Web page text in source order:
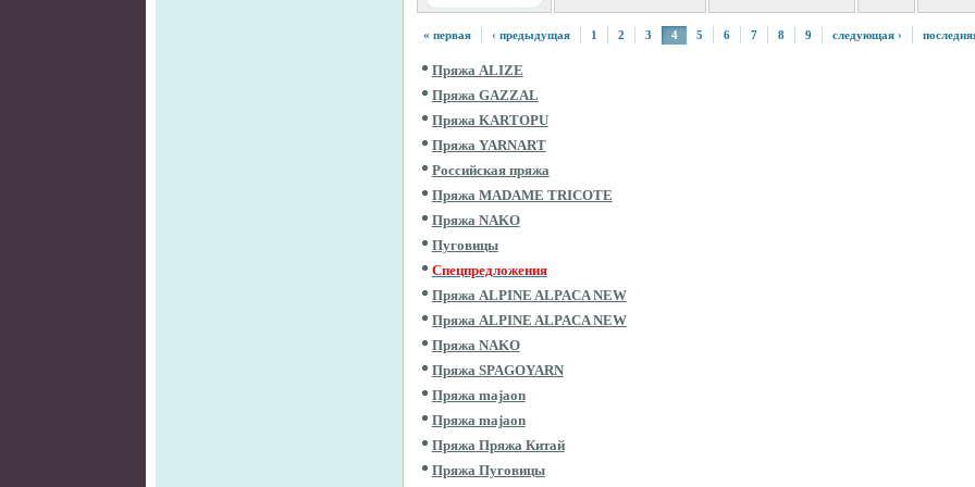
« первая ‹ предыдущая 1 2 3 4 5 6 7 8 9 следующая ›
Пряжа ALIZE
Пряжа GAZZAL
Пряжа KARTOPU
Пряжа YARNART
Российская пряжа
Пряжа MADAME TRICOTE
Пряжа NAKO
Пуговицы
Спецпредложения
Пряжа ALPINE ALPACA NEW
Пряжа ALPINE ALPACA NEW
Пряжа NAKO
Пряжа SPAGOYARN
Пряжа majaon
Пряжа majaon
Пряжа Пряжа Китай
Пряжа Пуговицы